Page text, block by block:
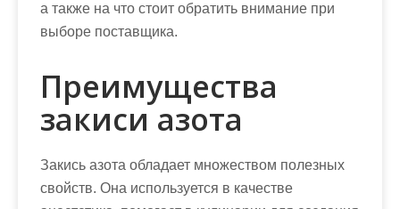
а также на что стоит обратить внимание при
выборе поставщика.
Преимущества
закиси азота
Закись азота обладает множеством полезных
свойств. Она используется в качестве